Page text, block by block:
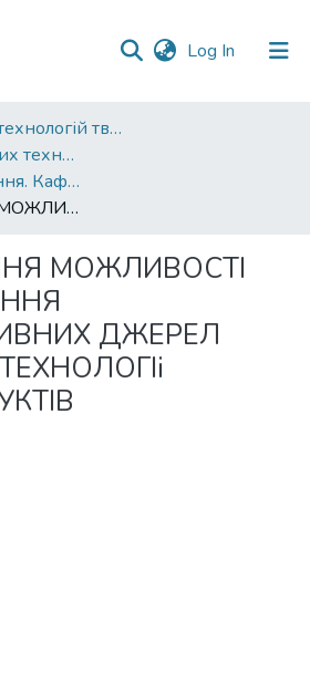
Log In (current)
Факультет технологій тваринництва та продовольства
Кафедра харчових технологій
Друковані видання. Кафедра харчових технологій
ДОСЛЦЖЕННЯ МОЖЛИВОСТI ВИКОРИСТАННЯ АЛЬТЕРНАТИВНИХ ДЖЕРЕЛ КАЛЬЦIЮ В ТЕХНОЛОГIi МЯСОПРОДУКТIВ
МОЖЛИВОСТI
ДЖЕРЕЛ